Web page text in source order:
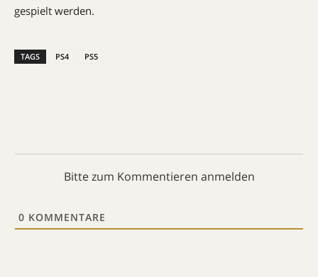
gespielt werden.
TAGS PS4 PS5
Bitte zum Kommentieren anmelden
0 KOMMENTARE